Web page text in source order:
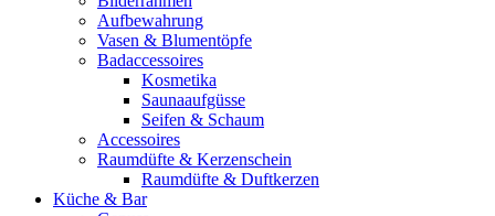
Aufbewahrung
Vasen & Blumentöpfe
Badaccessoires
Kosmetika
Saunaaufgüsse
Seifen & Schaum
Accessoires
Raumdüfte & Kerzenschein
Raumdüfte & Duftkerzen
Küche & Bar